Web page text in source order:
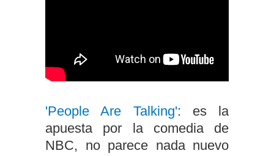
'People Are Talking': es la
apuesta por la comedia de
NBC, no parece nada nuevo